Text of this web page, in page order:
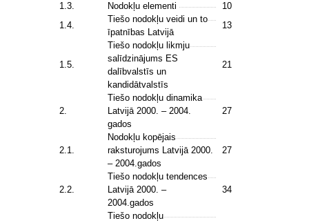
1.3.
Nodokļu elementi
10
1.4.
Tiešo nodokļu veidi un to
īpatnības Latvijā
13
1.5.
Tiešo nodokļu likmju
salīdzinājums ES
dalībvalstīs un
kandidātvalstīs
21
2.
Tiešo nodokļu dinamika
Latvijā 2000. – 2004.
gados
27
2.1.
Nodokļu kopējais
raksturojums Latvijā 2000.
– 2004.gados
27
2.2.
Tiešo nodokļu tendences
Latvijā 2000. –
2004.gados
34
Tiešo nodokļu